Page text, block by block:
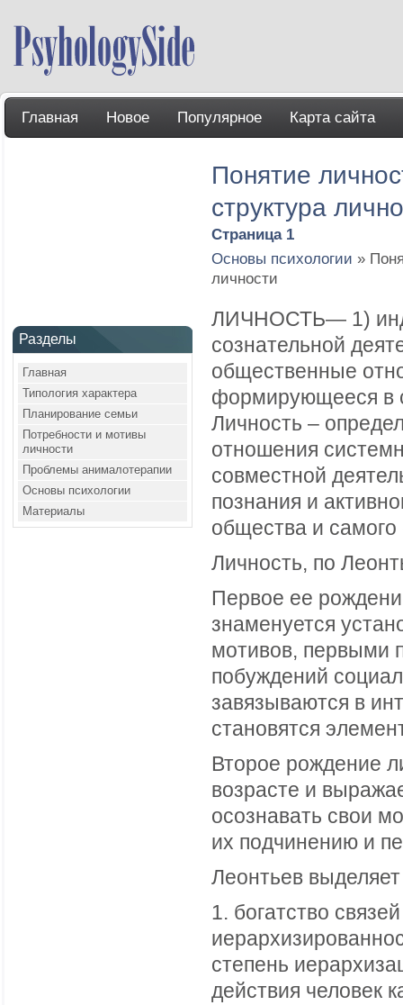
Главная Новое Популярное Карта сайта
Разделы
Главная
Типология характера
Планирование семьи
Потребности и мотивы
личности
Проблемы анималотерапии
Основы психологии
Материалы
Понятие
структура
Страница 1
Основы психологии »
личности
ЛИЧНОСТЬ— 1)
сознательной
общественные
формирующееся в
Личность –
отношения
совместной
познания и
общества и
Личность, по
Первое ее
знаменуется
мотивов, первыми
побуждений
завязываются в
становятся
Второе рождение
возрасте и
осознавать свои
их подчинению и
Леонтьев
1. богатство
степень
действия человек